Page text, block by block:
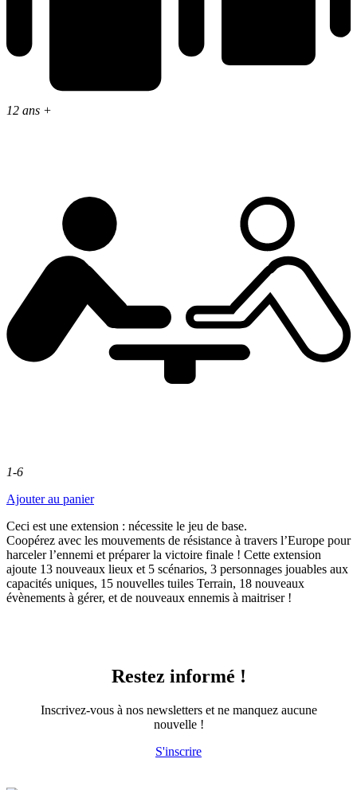
12 ans +
1-6
Ajouter au panier
Ceci est une extension : nécessite le jeu de base.
Coopérez avec les mouvements de résistance à travers l’Europe pour
harceler l’ennemi et préparer la victoire finale ! Cette extension
ajoute 13 nouveaux lieux et 5 scénarios, 3 personnages jouables aux
capacités uniques, 15 nouvelles tuiles Terrain, 18 nouveaux
évènements à gérer, et de nouveaux ennemis à maitriser !
Restez informé !
Inscrivez-vous à nos newsletters et ne manquez aucune
nouvelle !
S'inscrire